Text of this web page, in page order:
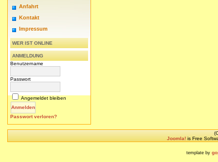
Anfahrt
Kontakt
Impressum
WER IST ONLINE
ANMELDUNG
Benutzername
Passwort
Angemeldet bleiben
Passwort verloren?
Joomla! is Free
template by